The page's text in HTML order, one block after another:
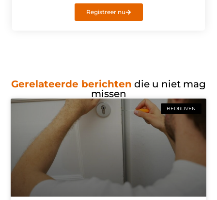
Registreer nu
Gerelateerde berichten die u niet mag
missen
BEDRIJVEN